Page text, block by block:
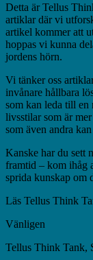
Detta är Tellus
artiklar där vi
artikel kommer att
hoppas vi kunna
jordens hörn.
Vi tänker oss
invånare hållbara
som kan leda till
livsstilar som är
som även andra
Kanske har du sett
framtid – kom ihåg
sprida kunskap om
Läs Tellus Think
Vänligen
Tellus Think Tank,